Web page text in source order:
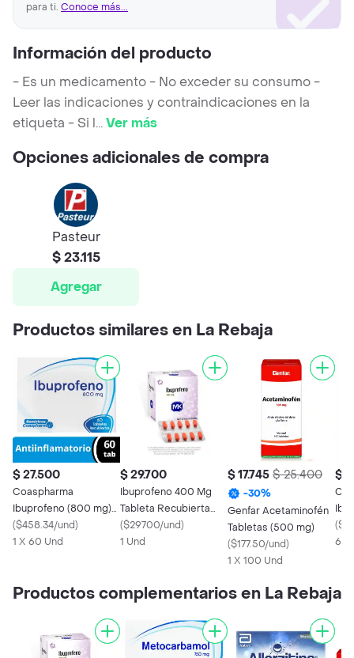
para ti. Conoce más...
Información del producto
- Es un medicamento - No exceder su consumo -
Leer las indicaciones y contraindicaciones en la
etiqueta - Si l...Ver más
Opciones adicionales de compra
Pasteur
$ 23.115
Agregar
Productos similares en La Rebaja
$ 27.500
Coaspharma
Ibuprofeno (800 mg)
60 Tabletas
($458.34/und)
1 X 60 Und
$ 29.700
Ibuprofeno 400 Mg
Tableta Recubierta
Tecnoquímicas
($29700/und)
1 Und
$ 17.745 $ 25.400
-30%
Genfar Acetaminofén
Tabletas (500 mg)
($177.50/und)
1 X 100 Und
$
(
60
Productos complementarios en La Rebaja